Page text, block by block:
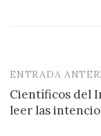
Navegación
de
ENTRADA
Científicos del
leer las